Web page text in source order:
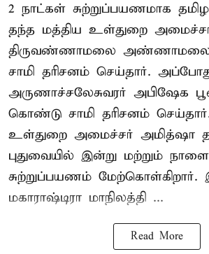
2 நாட்கள் சுற்றுப்பயணமாக
தந்த மத்திய உள்துறை
திருவண்ணாமலை
சாமி தரிசனம் செய்தார்.
அருணாச்சலேசுவரர் அபிஷேக
கொண்டு சாமி தரிசனம்
உள்துறை அமைச்சர் அமித்ஷா
புதுவையில் இன்று மற்றும்
சுற்றுப்பயணம் மேற்கொள்கிறார்.
மகாராஷ்டிரா மாநிலத்தி ...
Read More